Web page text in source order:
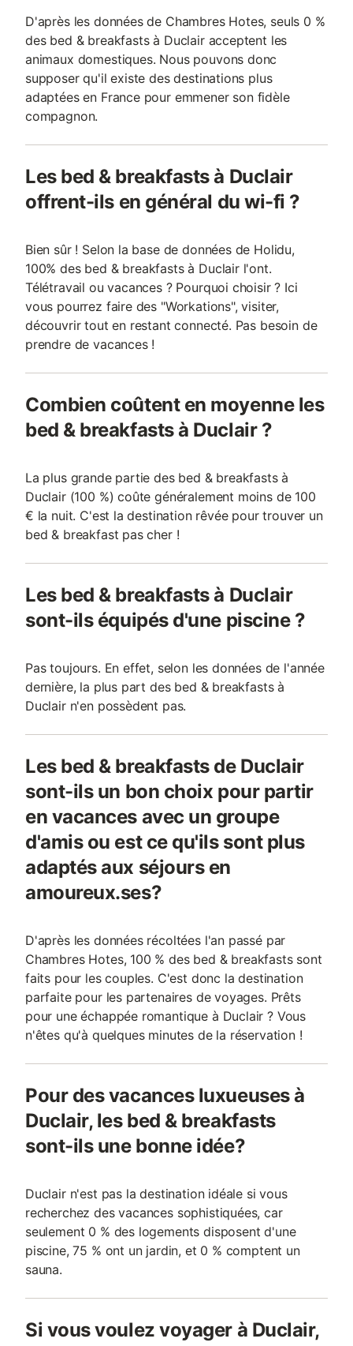
D'après les données de Chambres Hotes, seuls 0 %
des bed & breakfasts à Duclair acceptent les
animaux domestiques. Nous pouvons donc
supposer qu'il existe des destinations plus
adaptées en France pour emmener son fidèle
compagnon.
Les bed & breakfasts à Duclair
offrent-ils en général du wi-fi ?
Bien sûr ! Selon la base de données de Holidu,
100% des bed & breakfasts à Duclair l'ont.
Télétravail ou vacances ? Pourquoi choisir ? Ici
vous pourrez faire des "Workations", visiter,
découvrir tout en restant connecté. Pas besoin de
prendre de vacances !
Combien coûtent en moyenne les
bed & breakfasts à Duclair ?
La plus grande partie des bed & breakfasts à
Duclair (100 %) coûte généralement moins de 100
€ la nuit. C'est la destination rêvée pour trouver un
bed & breakfast pas cher !
Les bed & breakfasts à Duclair
sont-ils équipés d'une piscine ?
Pas toujours. En effet, selon les données de l'année
dernière, la plus part des bed & breakfasts à
Duclair n'en possèdent pas.
Les bed & breakfasts de Duclair
sont-ils un bon choix pour partir
en vacances avec un groupe
d'amis ou est ce qu'ils sont plus
adaptés aux séjours en
amoureux.ses?
D'après les données récoltées l'an passé par
Chambres Hotes, 100 % des bed & breakfasts sont
faits pour les couples. C'est donc la destination
parfaite pour les partenaires de voyages. Prêts
pour une échappée romantique à Duclair ? Vous
n'êtes qu'à quelques minutes de la réservation !
Pour des vacances luxueuses à
Duclair, les bed & breakfasts
sont-ils une bonne idée?
Duclair n'est pas la destination idéale si vous
recherchez des vacances sophistiquées, car
seulement 0 % des logements disposent d'une
piscine, 75 % ont un jardin, et 0 % comptent un
sauna.
Si vous voulez voyager à Duclair,